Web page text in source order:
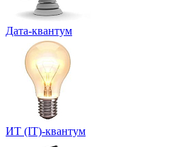
Дата-квантум
ИТ (IT)-квантум